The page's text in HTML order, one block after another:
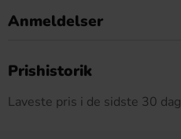
Anmeldelser
Prishistorik
Laveste pris i de sidste 30